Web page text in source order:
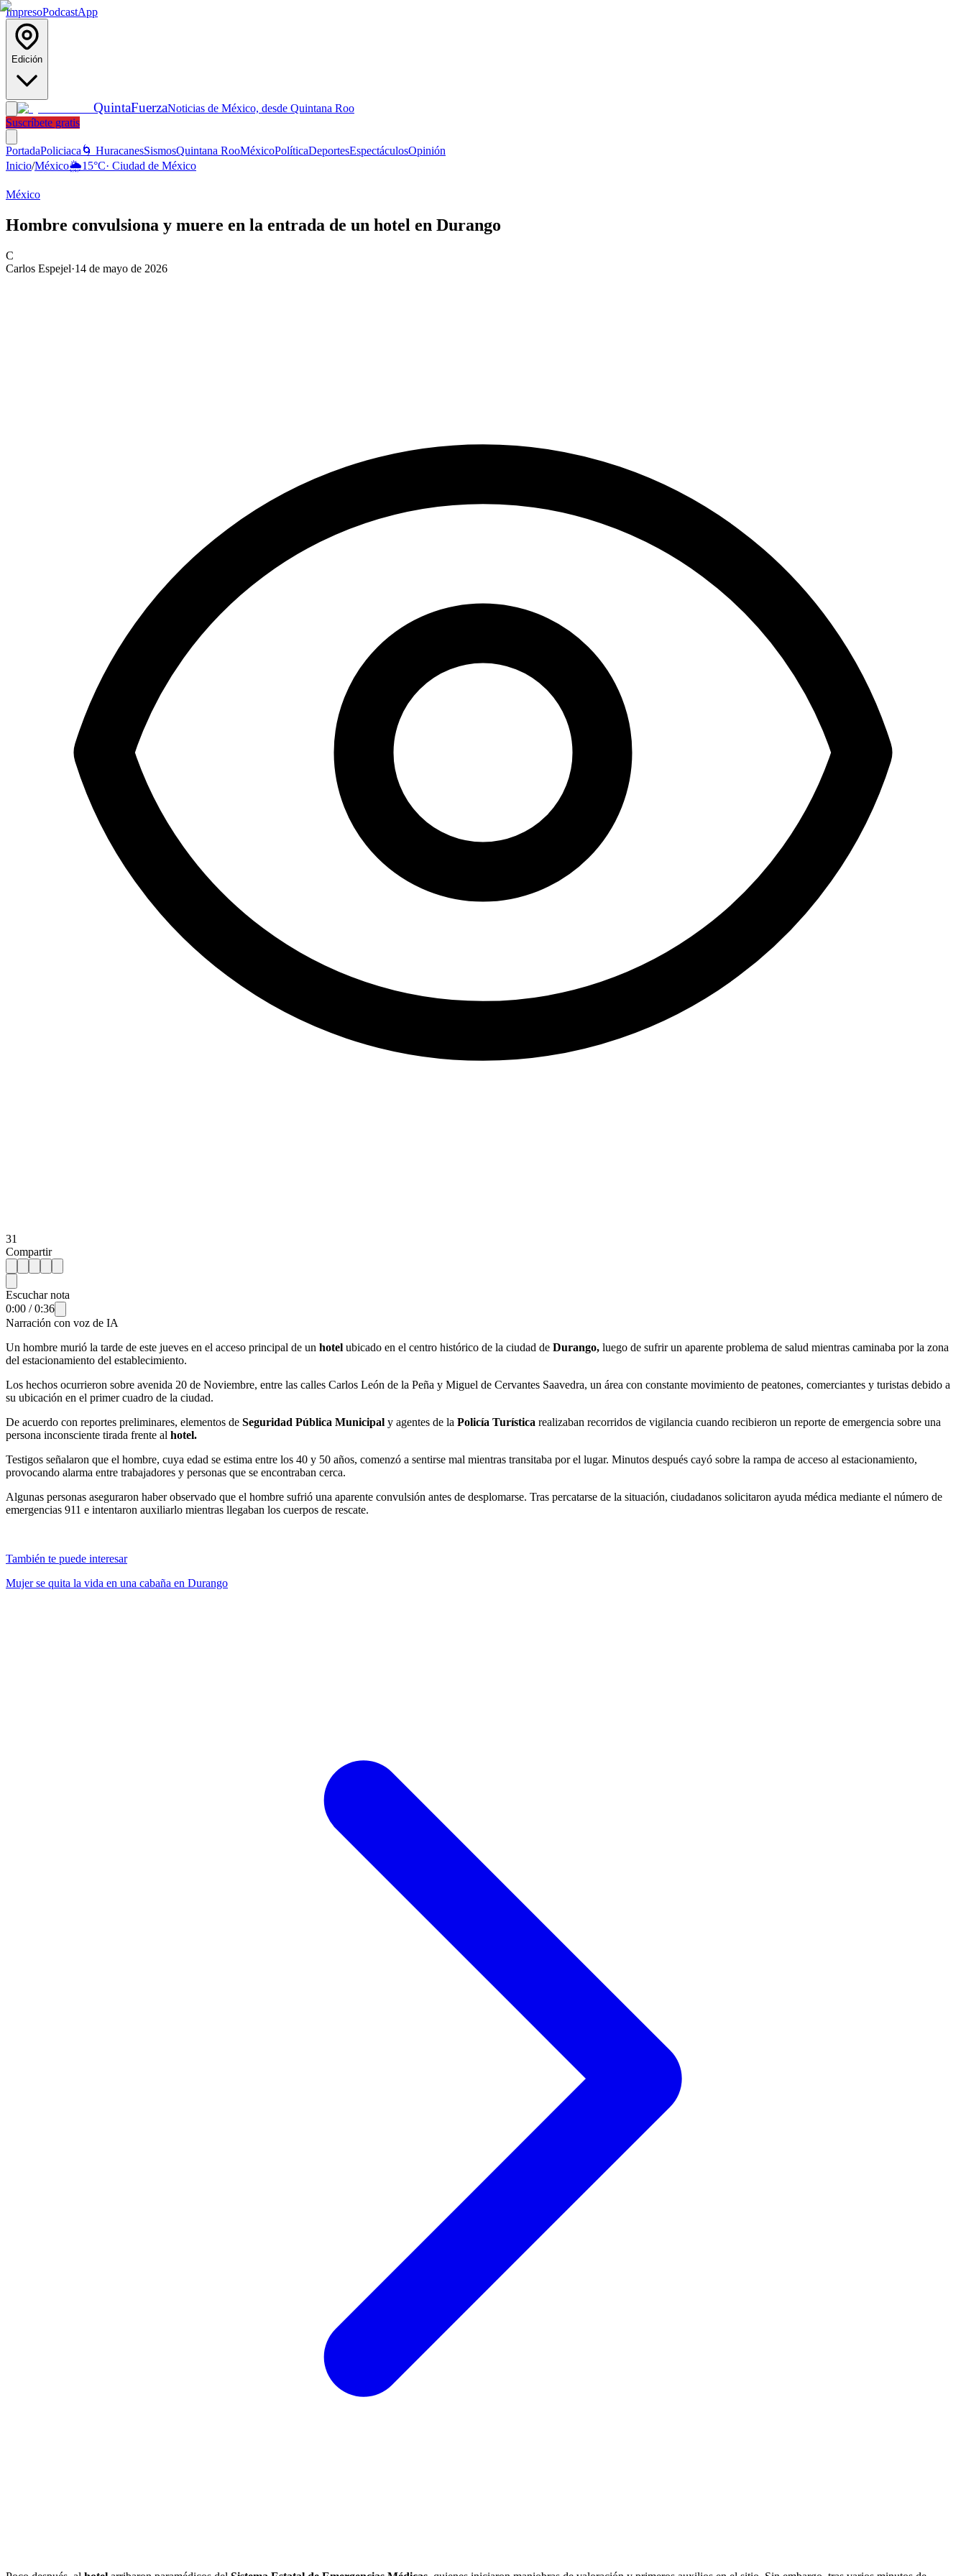
ImpresoPodcastApp
Edición
QuintaFuerzaNoticias de México, desde Quintana Roo
Suscríbete gratis
PortadaPoliciaca 🌀 HuracanesSismosQuintana RooMéxicoPolíticaDeportesEspectáculosOpinión
Inicio/México🌦️15°C· Ciudad de México
México
Hombre convulsiona y muere en la entrada de un hotel en Durango
C
Carlos Espejel·14 de mayo de 2026
31
Compartir
Escuchar nota
0:00 /0:36
Narración con voz de IA
Un hombre murió la tarde de este jueves en el acceso principal de un hotel ubicado en el centro histórico de la ciudad de Durango, luego de sufrir un aparente problema de salud mientras caminaba por la zona
del estacionamiento del establecimiento.
Los hechos ocurrieron sobre avenida 20 de Noviembre, entre las calles Carlos León de la Peña y Miguel de Cervantes Saavedra, un área con constante movimiento de peatones, comerciantes y turistas debido a
su ubicación en el primer cuadro de la ciudad.
De acuerdo con reportes preliminares, elementos de Seguridad Pública Municipal y agentes de la Policía Turística realizaban recorridos de vigilancia cuando recibieron un reporte de emergencia sobre una
persona inconsciente tirada frente al hotel.
Testigos señalaron que el hombre, cuya edad se estima entre los 40 y 50 años, comenzó a sentirse mal mientras transitaba por el lugar. Minutos después cayó sobre la rampa de acceso al estacionamiento,
provocando alarma entre trabajadores y personas que se encontraban cerca.
Algunas personas aseguraron haber observado que el hombre sufrió una aparente convulsión antes de desplomarse. Tras percatarse de la situación, ciudadanos solicitaron ayuda médica mediante el número de
emergencias 911 e intentaron auxiliarlo mientras llegaban los cuerpos de rescate.
También te puede interesar
Mujer se quita la vida en una cabaña en Durango